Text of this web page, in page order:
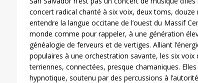
concert radical chanté à six voix, deux toms,
entendre la langue occitane de l’ouest du Massif
monde comme pour rappeler, à une génération
généalogie de ferveurs et de vertiges. Alliant
populaires à une orchestration savante, les six voix
terriennes, connectées, presque chamaniques.
hypnotique, soutenu par des percussions à